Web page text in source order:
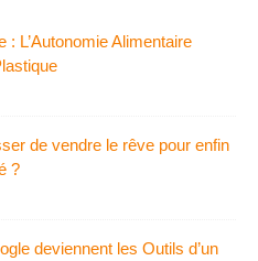
L’Autonomie Alimentaire
de vendre le rêve pour enfin
?
deviennent les Outils d’un